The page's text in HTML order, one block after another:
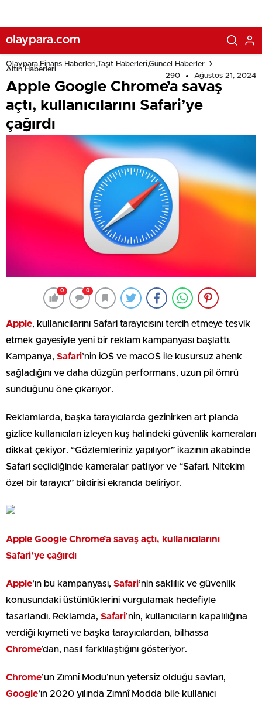
olaypara.com
Olaypara,Finans Haberleri,Taşıt Haberleri,Güncel Haberler
Altın Haberleri
290
Ağustos 21, 2024
Apple Google Chrome’a savaş
açtı, kullanıcılarını Safari’ye
çağırdı
0 0
Apple, kullanıcılarını Safari tarayıcısını tercih etmeye teşvik
etmek gayesiyle yeni bir reklam kampanyası başlattı.
Kampanya, Safari’nin iOS ve macOS ile kusursuz ahenk
sağladığını ve daha düzgün performans, uzun pil ömrü
sunduğunu öne çıkarıyor.
Reklamlarda, başka tarayıcılarda gezinirken art planda
gizlice kullanıcıları izleyen kuş halindeki güvenlik kameraları
dikkat çekiyor. “Gözlemleriniz yapılıyor” ikazının akabinde
Safari seçildiğinde kameralar patlıyor ve “Safari. Nitekim
özel bir tarayıcı” bildirisi ekranda beliriyor.
Apple Google Chrome’a savaş açtı, kullanıcılarını
Safari’ye çağırdı
Apple’ın bu kampanyası, Safari’nin saklılık ve güvenlik
konusundaki üstünlüklerini vurgulamak hedefiyle
tasarlandı. Reklamda, Safari’nin, kullanıcıların kapalılığına
verdiği kıymeti ve başka tarayıcılardan, bilhassa
Chrome’dan, nasıl farklılaştığını gösteriyor.
Chrome’un Zımnî Modu’nun yetersiz olduğu savları,
Google’ın 2020 yılında Zımnî Modda bile kullanıcı